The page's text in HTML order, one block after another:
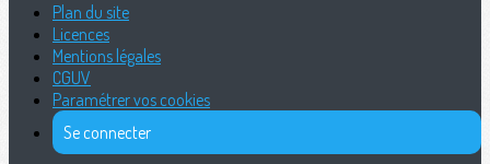
Plan du site
Licences
Mentions légales
CGUV
Paramétrer vos cookies
Se connecter